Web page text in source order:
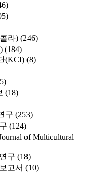
라) (246)
(184)
(KCI) (8)
(18)
구 (253)
(124)
of Multicultural
구 (18)
고서 (10)